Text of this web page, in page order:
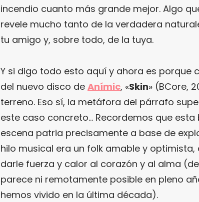
incendio cuanto más grande mejor. Algo
revele mucho tanto de la verdadera
tu amigo y, sobre todo, de la tuya.
Y si digo todo esto aquí y ahora es porque
del nuevo disco de Anímic, «Skin» (BCore,
terreno. Eso sí, la metáfora del párrafo
este caso concreto… Recordemos que
escena patria precisamente a base de
hilo musical era un folk amable y
darle fuerza y calor al corazón y al alma
parece ni remotamente posible en pleno
hemos vivido en la última década).